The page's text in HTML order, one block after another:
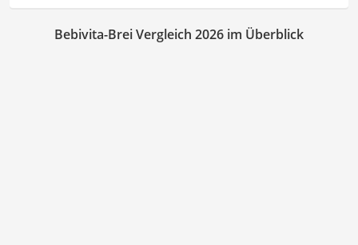
Bebivita-Brei Vergleich 2026 im Überblick